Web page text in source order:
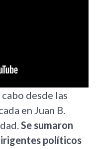
desde las
en Juan B.
Se sumaron
políticos